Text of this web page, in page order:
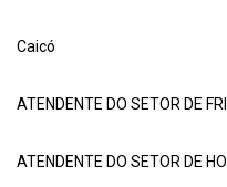
Caicó
ATENDENTE DO SETOR DE
ATENDENTE DO SETOR DE